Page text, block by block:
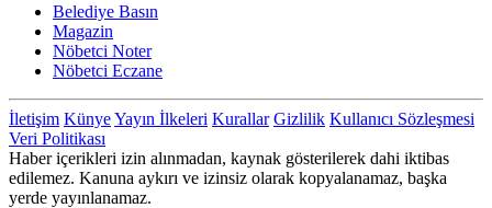
Belediye Basın
Magazin
Nöbetci Noter
Nöbetci Eczane
İletişim KünyeYayın İlkeleri Kurallar Gizlilik Kullanıcı Sözleşmesi
Veri Politikası
Haber içerikleri izin alınmadan, kaynak gösterilerek dahi iktibas
edilemez. Kanuna aykırı ve izinsiz olarak kopyalanamaz, başka
yerde yayınlanamaz.